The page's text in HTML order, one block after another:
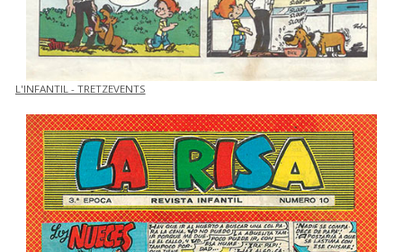
L'INFANTIL - TRETZEVENTS